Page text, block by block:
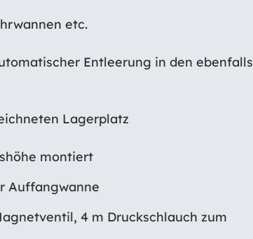
etc.
Entleerung in den ebenfalls
Lagerplatz
montiert
Auffangwanne
4 m Druckschlauch zum